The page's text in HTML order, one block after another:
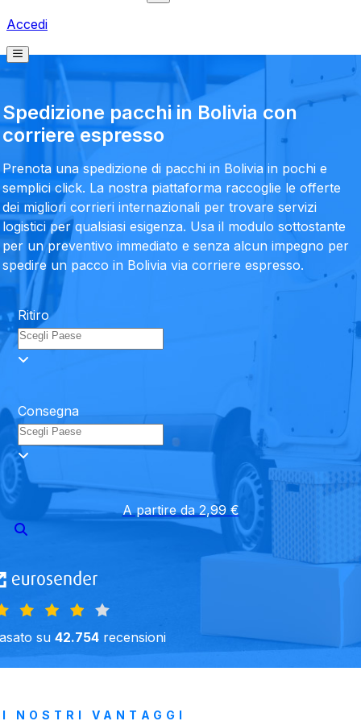
Accedi
Spedizione pacchi in Bolivia con
corriere espresso
Prenota una spedizione di pacchi in Bolivia in pochi e
semplici click. La nostra piattaforma raccoglie le offerte
dei migliori corrieri internazionali per trovare servizi
logistici per qualsiasi esigenza. Usa il modulo sottostante
per un preventivo immediato e senza alcun impegno per
spedire un pacco in Bolivia via corriere espresso.
Ritiro
Consegna
A partire da 2,99 €
su 42.754 recensioni
I NOSTRI VANTAGGI